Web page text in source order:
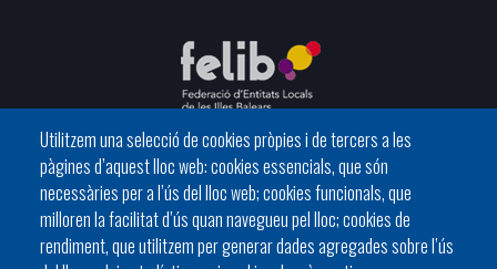
Utilitzem una selecció de cookies pròpies i de tercers a les
pàgines d’aquest lloc web: cookies essencials, que són
necessàries per a l’ús del lloc web; cookies funcionals, que
milloren la facilitat d’ús quan navegueu pel lloc; cookies de
rendiment, que utilitzem per generar dades agregades sobre l’ús
C/ del General Riera, 111 07010 Palma
Phone
971 760911 - Fax 971 763102